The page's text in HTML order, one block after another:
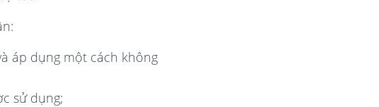
áp dụng một cách không
sử dụng;